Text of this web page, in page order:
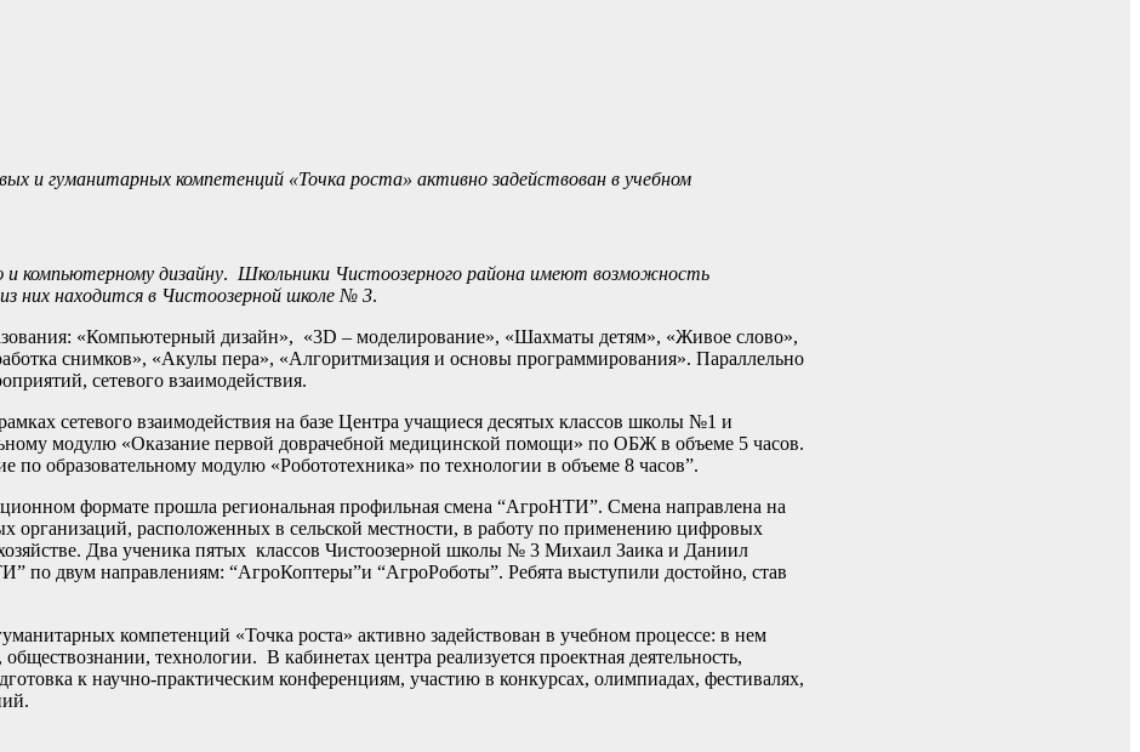
и гуманитарных компетенций «Точка роста» активно задействован в учебном
компьютерному дизайну. Школьники Чистоозерного района имеют возможность
них находится в Чистоозерной школе № 3.
«Компьютерный дизайн», «3D – моделирование», «Шахматы детям», «Живое слово»,
снимков», «Акулы пера», «Алгоритмизация и основы программирования». Параллельно
сетевого взаимодействия.
сетевого взаимодействия на базе Центра учащиеся десятых классов школы №1 и
модулю «Оказание первой доврачебной медицинской помощи» по ОБЖ в объеме 5 часов.
образовательному модулю «Робототехника» по технологии в объеме 8 часов”.
формате прошла региональная профильная смена “АгроНТИ”. Смена направлена на
организаций, расположенных в сельской местности, в работу по применению цифровых
Два ученика пятых классов Чистоозерной школы № 3 Михаил Заика и Даниил
по двум направлениям: “АгроКоптеры”и “АгроРоботы”. Ребята выступили достойно, став
компетенций «Точка роста» активно задействован в учебном процессе: в нем
технологии. В кабинетах центра реализуется проектная деятельность,
к научно-практическим конференциям, участию в конкурсах, олимпиадах, фестивалях,